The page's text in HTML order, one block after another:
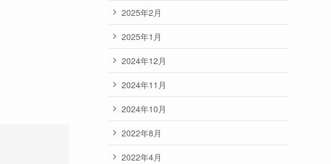
2025年2月
2025年1月
2024年12月
2024年11月
2024年10月
2022年8月
2022年4月